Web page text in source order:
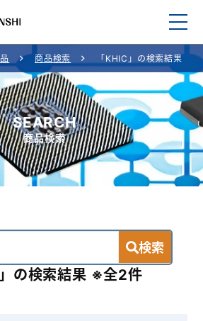
HOME
取り扱い商品
扱いメーカー一覧
ご利用案内
お問い合わせ
商品検索 「KHIC」の検索結果
SEARCH
商品検索
検索
」の検索結果 ※全2件